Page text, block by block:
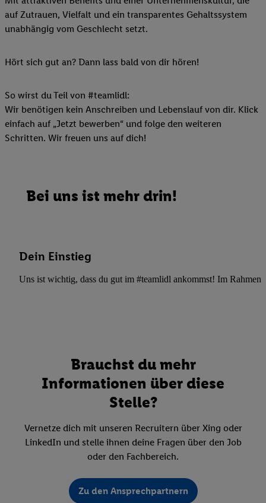
auf Zutrauen, Vielfalt und ein transparentes Gehaltssystem
unabhängig vom Geschlecht setzt.
Hört sich gut an? Dann lass bald von dir hören!
So wirst du Teil von #teamlidl:
Wir benötigen kein Anschreiben und Lebenslauf von dir. Klick
einfach auf „Jetzt bewerben“ und folge den weiteren
Schritten. Wir freuen uns auf dich!
Bei uns ist mehr drin!
Dein Einstieg
Uns ist wichtig, dass du gut im #teamlidl ankommst! Im Rahmen
Brauchst du mehr
Informationen über diese
Stelle?
Vernetze dich mit unseren Recruitern über Xing oder
LinkedIn und stelle ihnen deine Fragen über den Job
oder den Fachbereich.
Zu den Ansprechpartnern